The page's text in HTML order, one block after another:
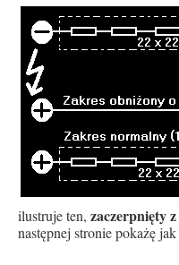
ilustruje ten, zaczerpnięty
następnej stronie pokażę